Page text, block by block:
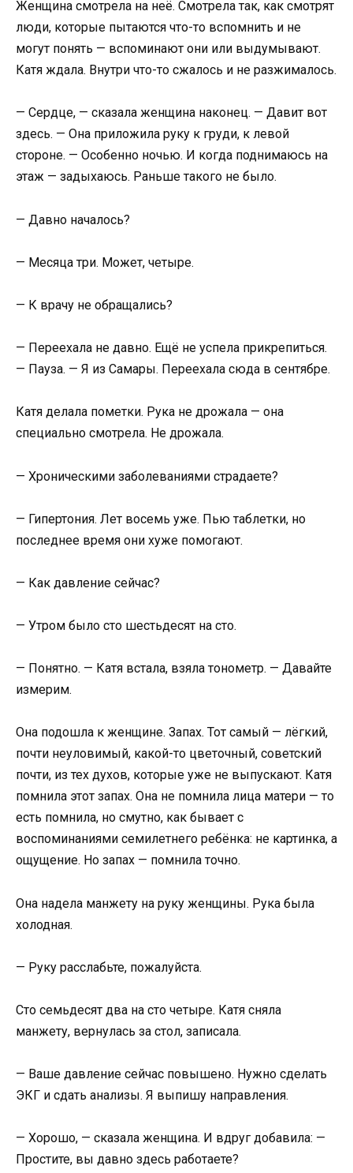
Женщина смотрела на неё. Смотрела так, как смотрят
люди, которые пытаются что-то вспомнить и не
могут понять — вспоминают они или выдумывают.
Катя ждала. Внутри что-то сжалось и не разжималось.
— Сердце, — сказала женщина наконец. — Давит вот
здесь. — Она приложила руку к груди, к левой
стороне. — Особенно ночью. И когда поднимаюсь на
этаж — задыхаюсь. Раньше такого не было.
— Давно началось?
— Месяца три. Может, четыре.
— К врачу не обращались?
— Переехала не давно. Ещё не успела прикрепиться.
— Пауза. — Я из Самары. Переехала сюда в сентябре.
Катя делала пометки. Рука не дрожала — она
специально смотрела. Не дрожала.
— Хроническими заболеваниями страдаете?
— Гипертония. Лет восемь уже. Пью таблетки, но
последнее время они хуже помогают.
— Как давление сейчас?
— Утром было сто шестьдесят на сто.
— Понятно. — Катя встала, взяла тонометр. — Давайте
измерим.
Она подошла к женщине. Запах. Тот самый — лёгкий,
почти неуловимый, какой-то цветочный, советский
почти, из тех духов, которые уже не выпускают. Катя
помнила этот запах. Она не помнила лица матери — то
есть помнила, но смутно, как бывает с
воспоминаниями семилетнего ребёнка: не картинка, а
ощущение. Но запах — помнила точно.
Она надела манжету на руку женщины. Рука была
холодная.
— Руку расслабьте, пожалуйста.
Сто семьдесят два на сто четыре. Катя сняла
манжету, вернулась за стол, записала.
— Ваше давление сейчас повышено. Нужно сделать
ЭКГ и сдать анализы. Я выпишу направления.
— Хорошо, — сказала женщина. И вдруг добавила: —
Простите, вы давно здесь работаете?